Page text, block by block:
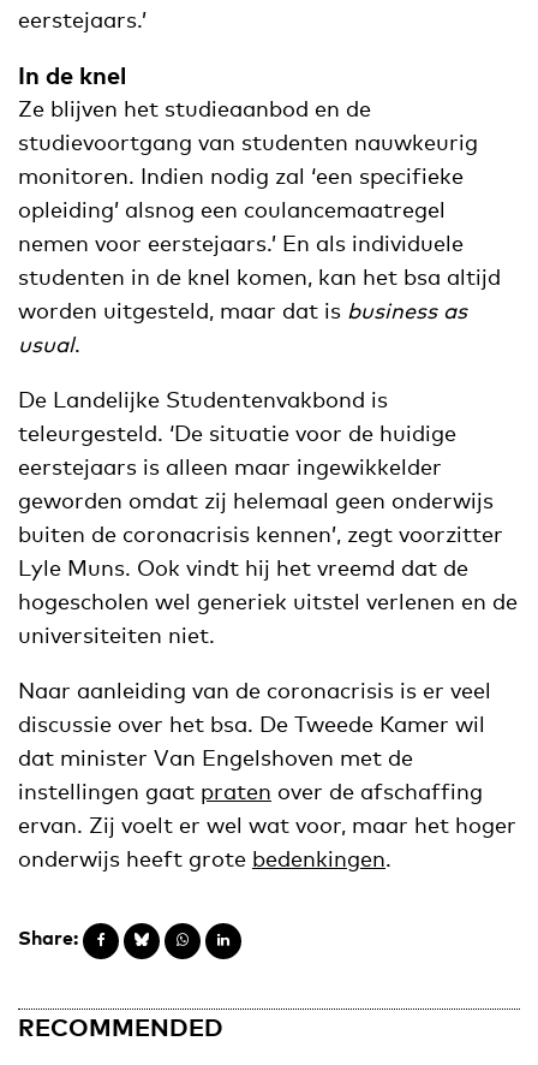
eerstejaars.’
In de knel
Ze blijven het studieaanbod en de
studievoortgang van studenten nauwkeurig
monitoren. Indien nodig zal ‘een specifieke
opleiding’ alsnog een coulancemaatregel
nemen voor eerstejaars.’ En als individuele
studenten in de knel komen, kan het bsa altijd
worden uitgesteld, maar dat is business as
usual.
De Landelijke Studentenvakbond is
teleurgesteld. ‘De situatie voor de huidige
eerstejaars is alleen maar ingewikkelder
geworden omdat zij helemaal geen onderwijs
buiten de coronacrisis kennen’, zegt voorzitter
Lyle Muns. Ook vindt hij het vreemd dat de
hogescholen wel generiek uitstel verlenen en de
universiteiten niet.
Naar aanleiding van de coronacrisis is er veel
discussie over het bsa. De Tweede Kamer wil
dat minister Van Engelshoven met de
instellingen gaat praten over de afschaffing
ervan. Zij voelt er wel wat voor, maar het hoger
onderwijs heeft grote bedenkingen.
Share:
RECOMMENDED